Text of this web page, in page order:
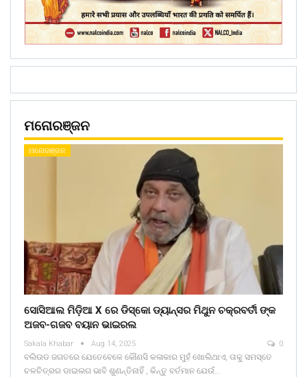
ମନୋରଞ୍ଜନ
ମନୋରଞ୍ଜନ
ସୋସିଆଲ ମିଡ଼ିଆ X ରେ ଡିସ୍କୋ ଡ୍ୟାନ୍ସର ମିଥୁନ ଚକ୍ରବର୍ତୀ ଙ୍କ
ଅଜବ-ଗଜବ ବୟାନ ଭାଇରଲ
Sakala Khabar Aug 14, 2025 0
ବଲିଉଡ ଜଗତରେ ଯେତେବେଳେ କୌଣସି କଳାକାର ମୁହଁ ଖୋଲିଥାଏ, ତାକୁ ସମସ୍ତେ
ଚଳଚିତ୍ରର ଡାଇଲଗ ଭାବି ଶୁଣନ୍ତିନାହିଁ , କିନ୍ତୁ ବର୍ତମାନ ଯେଉଁ…